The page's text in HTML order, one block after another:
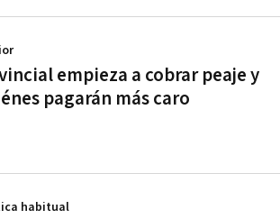
empieza a cobrar peaje y
pagarán más caro
habitual